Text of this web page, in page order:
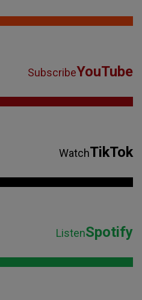
SubscribeYouTube
WatchTikTok
ListenSpotify